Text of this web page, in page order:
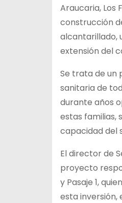
Araucaria, Los
construcción
alcantarillado,
extensión del
Se trata de un
sanitaria de
durante años
estas familias,
capacidad del
El director de
proyecto
y Pasaje 1,
esta inversión,